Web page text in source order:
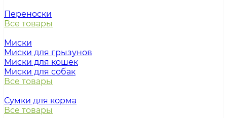
Переноски
Все товары
Миски
Миски для грызунов
Миски для кошек
Миски для собак
Все товары
Сумки для корма
Все товары